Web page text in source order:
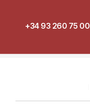
+34 93 260 75 00
principal